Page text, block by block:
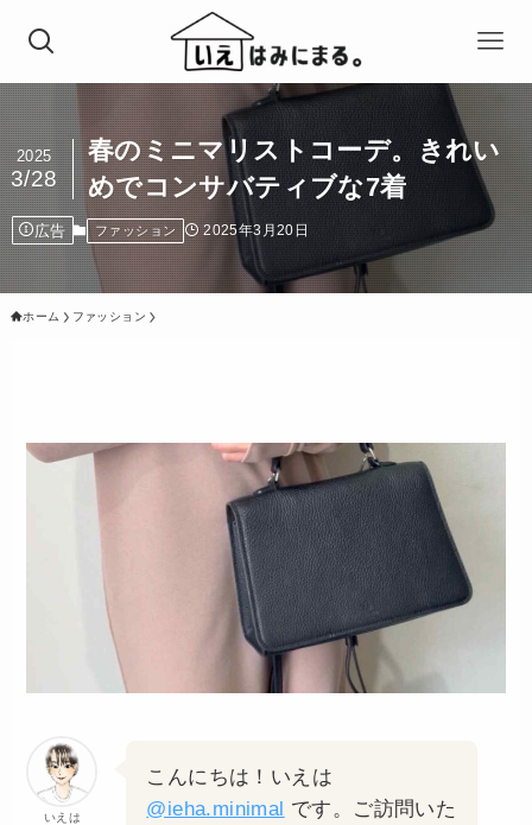
春のミニマリストコーデ。きれい
めでコンサバティブな7着
2025
3/28
広告 ファッション 2025年3月20日
ホーム ファッション
いえは
こんにちは！いえは
@ieha.minimal です。ご訪問いた